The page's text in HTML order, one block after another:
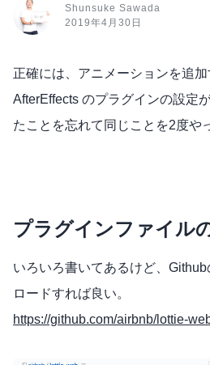
Shunsuke Sawada
2019年4月30日
正確には、アニメーションを追加
AfterEffects のプラグインの設定
たことを忘れて同じことを2度や
プラグインファイル
いろいろ書いてあるけど、
ロードすれば良い。
https://github.com/airbnb/lottie-